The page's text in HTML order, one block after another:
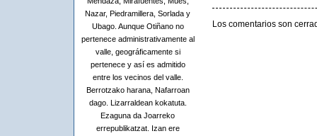
Nazar, Piedramillera, Sorlada y
Ubago. Aunque Otiñano no
pertenece administrativamente al
valle, geográficamente si
pertenece y así es admitido
entre los vecinos del valle.
Berrotzako harana, Nafarroan
dago. Lizarraldean kokatuta.
Ezaguna da Joarreko
errepublikatzat. Izan ere
Los comentarios son